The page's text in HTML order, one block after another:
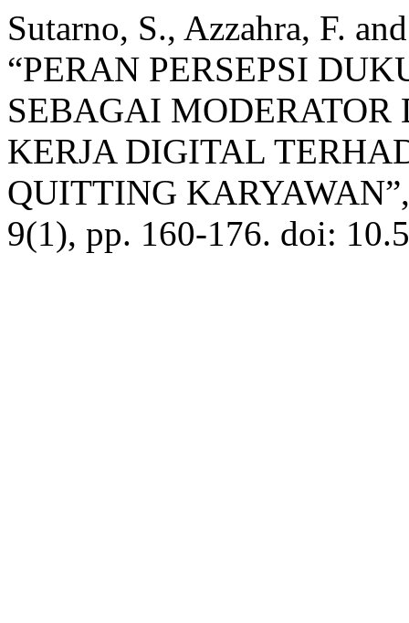
Sutarno, S., Azzahra, F.
“PERAN PERSEPSI
SEBAGAI
KERJA DIGITAL
QUITTING
9(1), pp. 160-176. doi: